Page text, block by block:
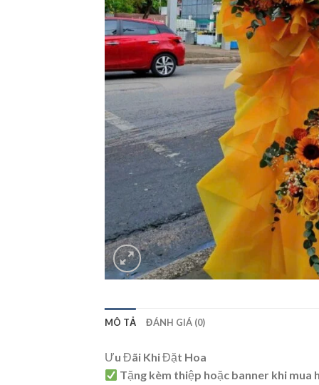
MÔ TẢ ĐÁNH GIÁ (0)
Ưu Đãi Khi Đặt Hoa
Tặng kèm thiệp hoặc banner khi mua